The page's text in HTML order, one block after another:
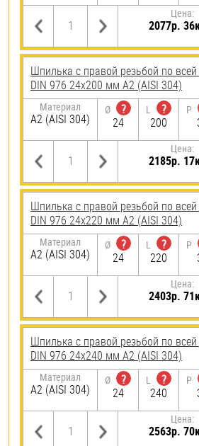
Цена:
2077р.
Шпилька с правой резьбой по
DIN 976 24х200 мм А2 (AISI 304)
Материал
А2 (AISI 304)
Ø
?
24
L
?
200
P
Цена:
2185р.
Шпилька с правой резьбой по
DIN 976 24х220 мм А2 (AISI 304)
Материал
А2 (AISI 304)
Ø
?
24
L
?
220
P
Цена:
2403р.
Шпилька с правой резьбой по
DIN 976 24х240 мм А2 (AISI 304)
Материал
А2 (AISI 304)
Ø
?
24
L
?
240
P
Цена:
2563р.